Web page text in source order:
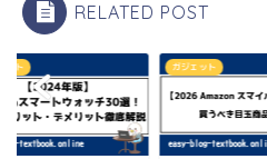
RELATED POST
ット ガジェット